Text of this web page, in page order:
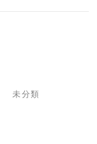
未分類